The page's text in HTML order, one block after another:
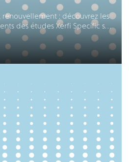
renouvellement : découvrez les
des études Xerfi Specific sur
de la table